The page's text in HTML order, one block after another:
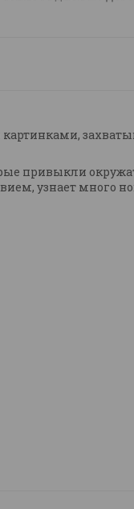
картинками,
привыкли
узнает много